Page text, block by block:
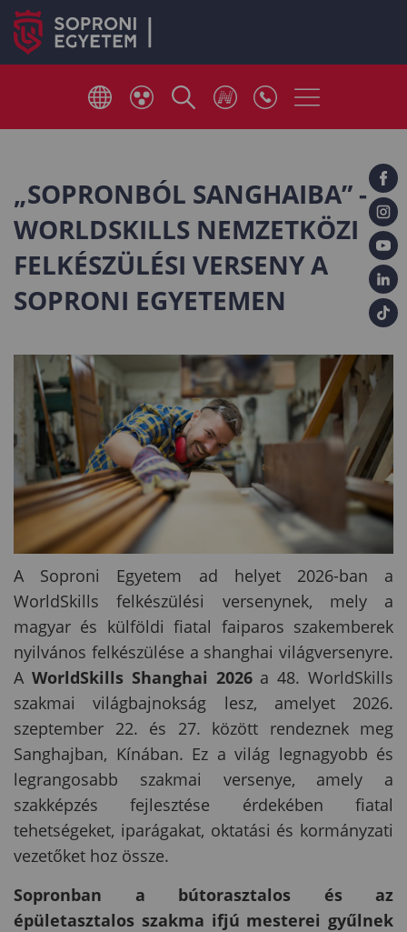
„SOPRONBÓL SANGHAIBA” -
WORLDSKILLS NEMZETKÖZI
FELKÉSZÜLÉSI VERSENY A
SOPRONI EGYETEMEN
A Soproni Egyetem ad helyet 2026-ban a
WorldSkills felkészülési versenynek, mely a
magyar és külföldi fiatal faiparos szakemberek
nyilvános felkészülése a shanghai világversenyre.
A WorldSkills Shanghai 2026a 48. WorldSkills
szakmai világbajnokság lesz, amelyet 2026.
szeptember 22. és 27. között rendeznek meg
Sanghajban, Kínában. Ez a világ legnagyobb és
legrangosabb szakmai versenye, amely a
szakképzés fejlesztése érdekében fiatal
tehetségeket, iparágakat, oktatási és kormányzati
vezetőket hoz össze.
Sopronban a bútorasztalos és az
épületasztalos szakma ifjú mesterei gyűlnek